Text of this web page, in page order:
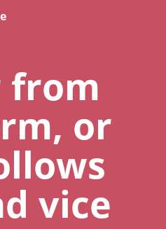
from
or
vice